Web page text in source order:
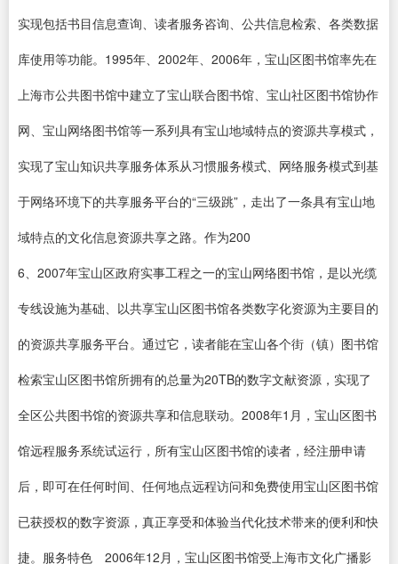
实现包括书目信息查询、读者服务咨询、公共信息检索、各类数据
库使用等功能。1995年、2002年、2006年，宝山区图书馆率先在
上海市公共图书馆中建立了宝山联合图书馆、宝山社区图书馆协作
网、宝山网络图书馆等一系列具有宝山地域特点的资源共享模式，
实现了宝山知识共享服务体系从习惯服务模式、网络服务模式到基
于网络环境下的共享服务平台的“三级跳”，走出了一条具有宝山地
域特点的文化信息资源共享之路。作为200
6、2007年宝山区政府实事工程之一的宝山网络图书馆，是以光缆
专线设施为基础、以共享宝山区图书馆各类数字化资源为主要目的
的资源共享服务平台。通过它，读者能在宝山各个街（镇）图书馆
检索宝山区图书馆所拥有的总量为20TB的数字文献资源，实现了
全区公共图书馆的资源共享和信息联动。2008年1月，宝山区图书
馆远程服务系统试运行，所有宝山区图书馆的读者，经注册申请
后，即可在任何时间、任何地点远程访问和免费使用宝山区图书馆
已获授权的数字资源，真正享受和体验当代化技术带来的便利和快
捷。服务特色 2006年12月，宝山区图书馆受上海市文化广播影